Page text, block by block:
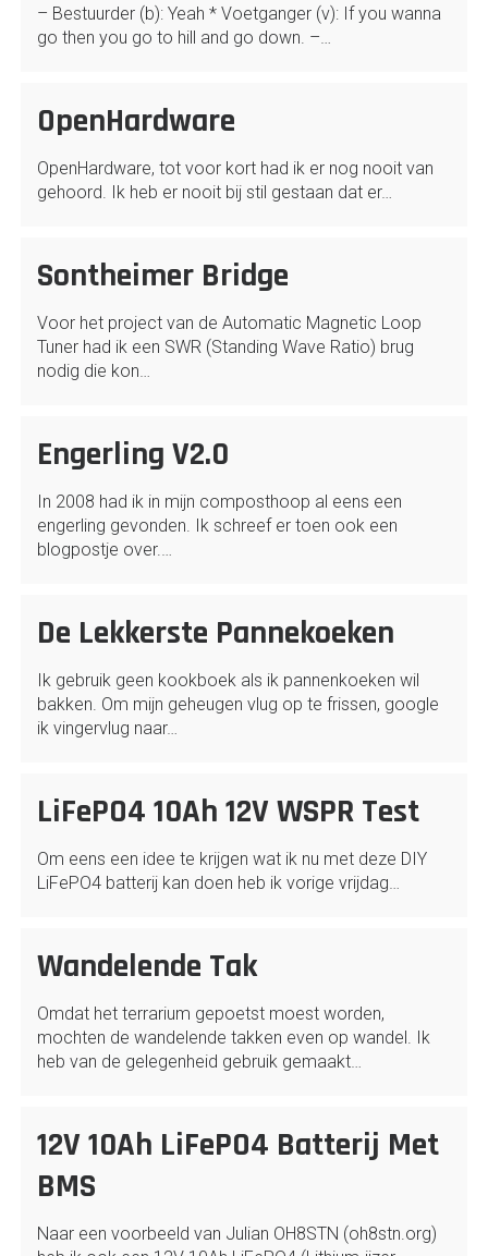
– Bestuurder (b): Yeah * Voetganger (v): If you wanna
go then you go to hill and go down. –…
OpenHardware
OpenHardware, tot voor kort had ik er nog nooit van
gehoord. Ik heb er nooit bij stil gestaan dat er…
Sontheimer Bridge
Voor het project van de Automatic Magnetic Loop
Tuner had ik een SWR (Standing Wave Ratio) brug
nodig die kon…
Engerling V2.0
In 2008 had ik in mijn composthoop al eens een
engerling gevonden. Ik schreef er toen ook een
blogpostje over.…
De Lekkerste Pannekoeken
Ik gebruik geen kookboek als ik pannenkoeken wil
bakken. Om mijn geheugen vlug op te frissen, google
ik vingervlug naar…
LiFePO4 10Ah 12V WSPR Test
Om eens een idee te krijgen wat ik nu met deze DIY
LiFePO4 batterij kan doen heb ik vorige vrijdag…
Wandelende Tak
Omdat het terrarium gepoetst moest worden,
mochten de wandelende takken even op wandel. Ik
heb van de gelegenheid gebruik gemaakt…
12V 10Ah LiFePO4 Batterij Met
BMS
Naar een voorbeeld van Julian OH8STN (oh8stn.org)